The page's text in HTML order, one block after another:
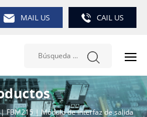
MAIL US CAIL US
| FBM215 | Módulo de interfaz de salida